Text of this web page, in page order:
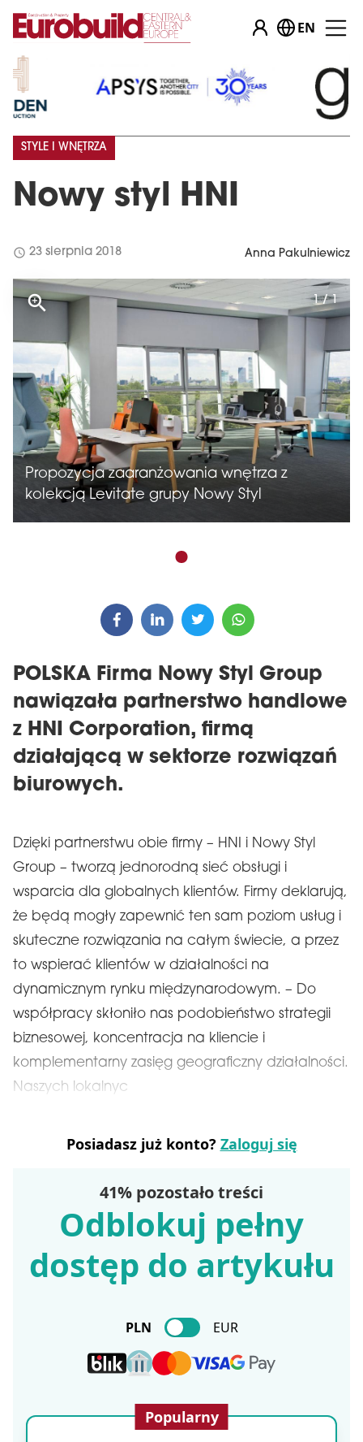
EN
Nowy styl HNI
STYLE I WNĘTRZA
schedule 23 sierpnia 2018 Anna Pakulniewicz
Propozycja zaaranżowania wnętrza z
kolekcją Levitate grupy Nowy Styl
1 / 1
POLSKA Firma Nowy Styl Group
nawiązała partnerstwo handlowe
z HNI Corporation, firmą
działającą w sektorze rozwiązań
biurowych.
Dzięki partnerstwu obie firmy – HNI i Nowy Styl
Group – tworzą jednorodną sieć obsługi i
wsparcia dla globalnych klientów. Firmy deklarują,
że będą mogły zapewnić ten sam poziom usług i
skuteczne rozwiązania na całym świecie, a przez
to wspierać klientów w działalności na
dynamicznym rynku międzynarodowym. – Do
współpracy skłoniło nas podobieństwo strategii
biznesowej, koncentracja na kliencie i
komplementarny zasięg geograficzny działalności.
Naszych lokalnyc
Posiadasz już konto? Zaloguj się
41% pozostało treści
Odblokuj pełny
dostęp do artykułu
PLN EUR
Popularny